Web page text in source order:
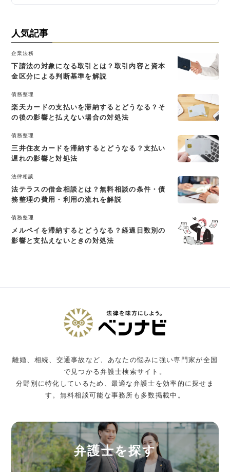
人気記事
企業法務
下請法の対象になる取引とは？取引内容と資本
金区分による判断基準を解説
債務整理
楽天カードの支払いを滞納するとどうなる？そ
の後の影響と払えない場合の対処法
債務整理
三井住友カードを滞納するとどうなる？支払い
遅れの影響と対処法
法律相談
法テラスの借金相談とは？無料相談の条件・債
務整理の費用・利用の流れを解説
債務整理
メルペイを滞納するとどうなる？経過日数別の
影響と支払えないときの対処法
離婚、相続、交通事故など、あなたの悩みに強い専門家が全国
で見つかる弁護士検索サイト。
分野別に特化しているため、最適な弁護士を効率的に探せま
す。無料相談可能な事務所も多数掲載中。
弁護士を探す